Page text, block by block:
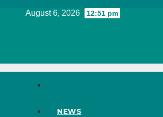
August 6, 2026 12:51 pm
NEWS